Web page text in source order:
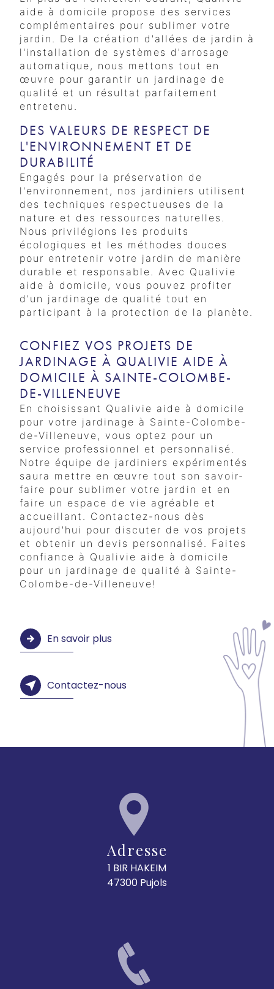
aide à domicile propose des services
complémentaires pour sublimer votre
jardin. De la création d'allées de jardin à
l'installation de systèmes d'arrosage
automatique, nous mettons tout en
œuvre pour garantir un jardinage de
qualité et un résultat parfaitement
entretenu.
DES VALEURS DE RESPECT DE
L'ENVIRONNEMENT ET DE
DURABILITÉ
Engagés pour la préservation de
l'environnement, nos jardiniers utilisent
des techniques respectueuses de la
nature et des ressources naturelles.
Nous privilégions les produits
écologiques et les méthodes douces
pour entretenir votre jardin de manière
durable et responsable. Avec Qualivie
aide à domicile, vous pouvez profiter
d'un jardinage de qualité tout en
participant à la protection de la planète.
CONFIEZ VOS PROJETS DE
JARDINAGE À QUALIVIE AIDE À
DOMICILE À SAINTE-COLOMBE-
DE-VILLENEUVE
En choisissant Qualivie aide à domicile
pour votre jardinage à Sainte-Colombe-
de-Villeneuve, vous optez pour un
service professionnel et personnalisé.
Notre équipe de jardiniers expérimentés
saura mettre en œuvre tout son savoir-
faire pour sublimer votre jardin et en
faire un espace de vie agréable et
accueillant. Contactez-nous dès
aujourd'hui pour discuter de vos projets
et obtenir un devis personnalisé. Faites
confiance à Qualivie aide à domicile
pour un jardinage de qualité à Sainte-
Colombe-de-Villeneuve!
En savoir plus
Contactez-nous
Adresse
1 BIR HAKEIM
47300 Pujols